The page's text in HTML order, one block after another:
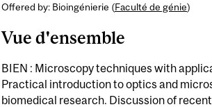
Offered by: Bioingénierie (Faculté de génie)
Vue d'ensemble
BIEN : Microscopy techniques with
Practical introduction to optics and
biomedical research. Discussion of